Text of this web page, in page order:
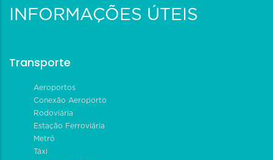
INFORMAÇÕES ÚTEIS
Transporte
Aeroportos
Conexão Aeroporto
Rodoviária
Estação Ferroviária
Metrô
Táxi